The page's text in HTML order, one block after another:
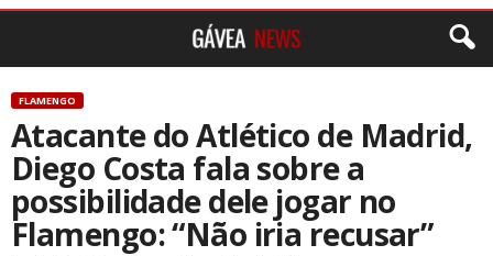
FLAMENGO
Atacante do Atlético de Madrid,
Diego Costa fala sobre a
possibilidade dele jogar no
Flamengo: “Não iria recusar”